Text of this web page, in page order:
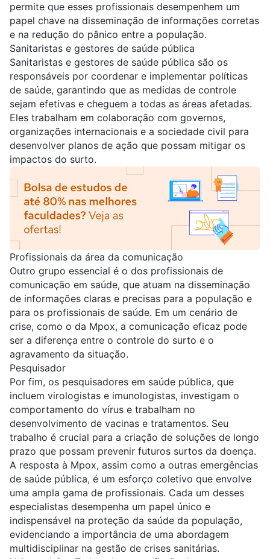
permite que esses profissionais desempenhem um
papel chave na disseminação de informações corretas
e na redução do pânico entre a população.
Sanitaristas e gestores de saúde pública
Sanitaristas e gestores de saúde pública são os
responsáveis por coordenar e implementar políticas
de saúde, garantindo que as medidas de controle
sejam efetivas e cheguem a todas as áreas afetadas.
Eles trabalham em colaboração com governos,
organizações internacionais e a sociedade civil para
desenvolver planos de ação que possam mitigar os
impactos do surto.
Profissionais da área da comunicação
Outro grupo essencial é o dos profissionais de
comunicação em saúde, que atuam na disseminação
de informações claras e precisas para a população e
para os profissionais de saúde. Em um cenário de
crise, como o da Mpox, a comunicação eficaz pode
ser a diferença entre o controle do surto e o
agravamento da situação.
Pesquisador
Por fim, os pesquisadores em saúde pública, que
incluem virologistas e imunologistas, investigam o
comportamento do vírus e trabalham no
desenvolvimento de vacinas e tratamentos. Seu
trabalho é crucial para a criação de soluções de longo
prazo que possam prevenir futuros surtos da doença.
A resposta à Mpox, assim como a outras emergências
de saúde pública, é um esforço coletivo que envolve
uma ampla gama de profissionais. Cada um desses
especialistas desempenha um papel único e
indispensável na proteção da saúde da população,
evidenciando a importância de uma abordagem
multidisciplinar na gestão de crises sanitárias.